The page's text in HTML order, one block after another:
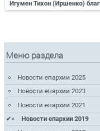
Игумен Тихон (Иршенко)
Меню раздела
Новости епархии 2025
Новости епархии 2023
Новости епархии 2021
Новости епархии 2019